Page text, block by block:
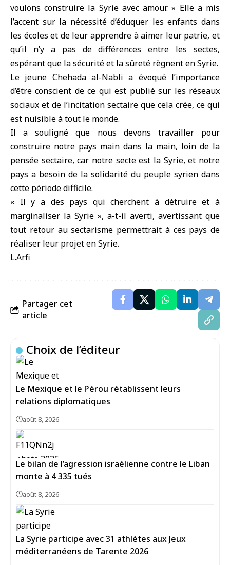
voulons construire la Syrie avec amour. » Elle a mis
l’accent sur la nécessité d’éduquer les enfants dans
les écoles et de leur apprendre à aimer leur patrie, et
qu’il n’y a pas de différences entre les sectes,
espérant que la sécurité et la sûreté règnent en Syrie.
Le jeune Chehada al-Nabli a évoqué l’importance
d’être conscient de ce qui est publié sur les réseaux
sociaux et de l’incitation sectaire que cela crée, ce qui
est nuisible à tout le monde.
Il a souligné que nous devons travailler pour
construire notre pays main dans la main, loin de la
pensée sectaire, car notre secte est la Syrie, et notre
pays a besoin de la solidarité du peuple syrien dans
cette période difficile.
« Il y a des pays qui cherchent à détruire et à
marginaliser la Syrie », a-t-il averti, avertissant que
tout retour au sectarisme permettrait à ces pays de
réaliser leur projet en Syrie.
L.Arfi
Partager cet
article
Choix de l’éditeur
Le Mexique et le Pérou rétablissent leurs
relations diplomatiques
août 8, 2026
Le bilan de l’agression israélienne contre le Liban
monte à 4 335 tués
août 8, 2026
La Syrie participe avec 31 athlètes aux Jeux
méditerranéens de Tarente 2026